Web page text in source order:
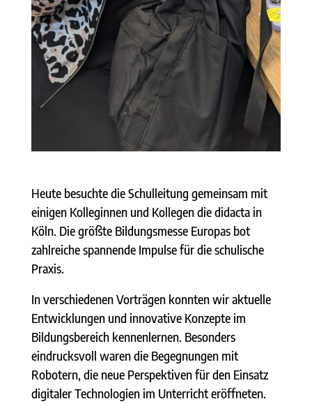
Heute besuchte die Schulleitung gemeinsam mit
einigen Kolleginnen und Kollegen die didacta in
Köln. Die größte Bildungsmesse Europas bot
zahlreiche spannende Impulse für die schulische
Praxis.
In verschiedenen Vorträgen konnten wir aktuelle
Entwicklungen und innovative Konzepte im
Bildungsbereich kennenlernen. Besonders
eindrucksvoll waren die Begegnungen mit
Robotern, die neue Perspektiven für den Einsatz
digitaler Technologien im Unterricht eröffneten.